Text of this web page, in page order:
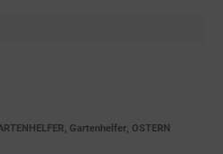
, Gartenhelfer, OSTERN